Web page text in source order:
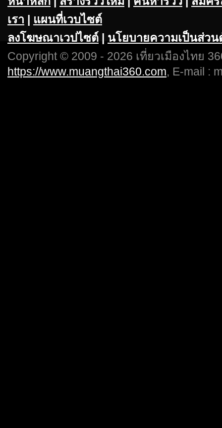
เรา | แผนที่เวบไซต์
ลงโฆษณาเวปไซต์ | นโยบายความเป็นส่วน
Copyright © 2009 - 2026 เที่ยวเมืองไทย
https://www.muangthai360.com, E-mail :